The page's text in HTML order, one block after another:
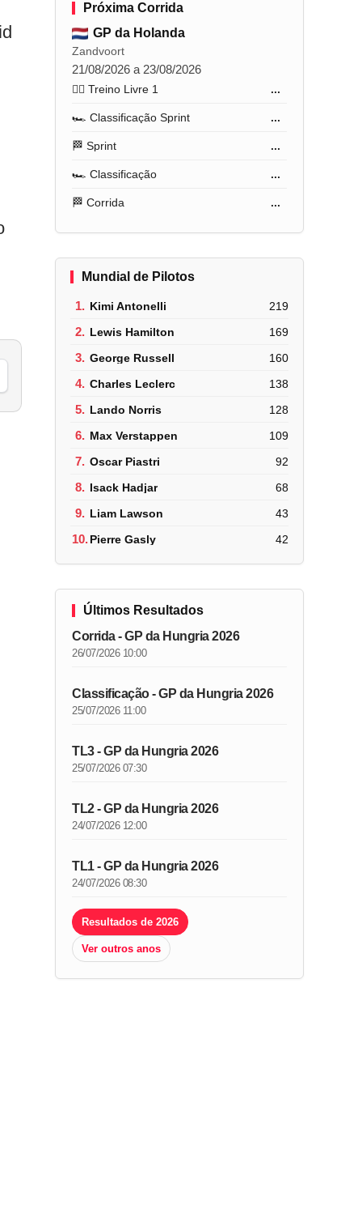
Próxima Corrida
GP da Holanda
Zandvoort
21/08/2026 a 23/08/2026
🏋️‍♂️ Treino Livre 1 ...
🏎️ Classificação Sprint ...
🏁 Sprint ...
🏎️ Classificação ...
🏁 Corrida ...
Mundial de Pilotos
1. Kimi Antonelli 219
2. Lewis Hamilton 169
3. George Russell 160
4. Charles Leclerc 138
5. Lando Norris 128
6. Max Verstappen 109
7. Oscar Piastri 92
8. Isack Hadjar 68
9. Liam Lawson 43
10.Pierre Gasly 42
Últimos Resultados
Corrida - GP da Hungria 2026
26/07/2026 10:00
Classificação - GP da Hungria 2026
25/07/2026 11:00
TL3 - GP da Hungria 2026
25/07/2026 07:30
TL2 - GP da Hungria 2026
24/07/2026 12:00
TL1 - GP da Hungria 2026
24/07/2026 08:30
Resultados de 2026
Ver outros anos